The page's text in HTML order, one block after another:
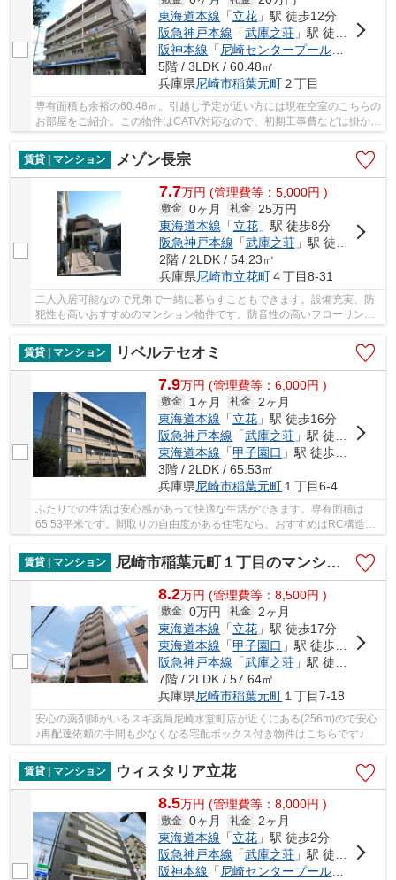
東海道本線 「立花 」駅 徒歩12分
阪急神戸本線 「武庫之荘 」駅 徒歩24分
阪神本線 「 尼崎センタープール前
5階 / 3LDK / 60.48㎡
兵庫県尼崎市稲葉元町２丁目
専有面積も余裕の60.48㎡。引越し予定が近い方には現在空室のこちらの
お部屋をご紹介。この物件はCATV対応なので、初期工事費などは掛かり
賃貸 | マンション
メゾン長宗
7.7万円 (管理費等：5,000円 )
敷金 0ヶ月 礼金
25万円
東海道本線 「立花」駅 徒歩8分
阪急神戸本線 「武庫之荘」駅 徒歩18分
2階 / 2LDK / 54.23㎡
兵庫県尼崎市立花町４丁目8-31
二人入居可能なので兄弟で一緒に暮らすこともできます。設備充実、防
犯性も高いおすすめのマンション物件です。防音性の高いフローリング
のマンションは、室内環境も良好です。加入後...
賃貸 | マンション
リベルテセオミ
7.9万円 (管理費等：6,000円 )
敷金 1ヶ月 礼金
2ヶ月
東海道本線 「立花 」駅 徒歩16分
阪急神戸本線 「武庫之荘 」駅 徒歩25分
東海道本線 「甲子園口 」駅 徒歩26分
3階 / 2LDK / 65.53㎡
兵庫県尼崎市稲葉元町 １丁目6-4
ふたりでの生活は安心感があって快適な生活ができます。専有面積は
65.53平米です。間取りの自由度がある住宅なら、おすすめはRC構造で
す。経済面的で、メリットも多い賃貸物件。美しい...
賃貸 | マンション
尼崎市稲葉元町１丁目のマンション
8.2万円 (管理費等：8,500円 )
敷金 0万円 礼金
2ヶ月
東海道本線 「立花 」駅 徒歩17分
東海道本線 「甲子園口 」駅 徒歩26分
阪急神戸本線 「武庫之荘 」駅 徒歩25分
7階 / 2LDK / 57.64㎡
兵庫県尼崎市稲葉元町 １丁目7-18
安心の薬剤師がいるスギ薬局尼崎水堂町店が近くにある(256m)ので安心
♪再配達依頼の手間も少なくなる宅配ボックス付き物件はこちらです♪ゆ
ったりとしたお部屋の広さ57.64㎡♪2LDKのお家...
賃貸 | マンション
ウィスタリア立花
8.5万円 (管理費等：8,000円 )
敷金 0ヶ月 礼金 2ヶ月
東海道本線 「立花 」駅 徒歩2分
阪急神戸本線 「武庫之荘 」駅 徒歩23分
阪神本線 「尼崎センタープール前